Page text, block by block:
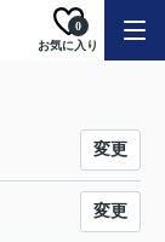
お気に入り
0
変更
変更